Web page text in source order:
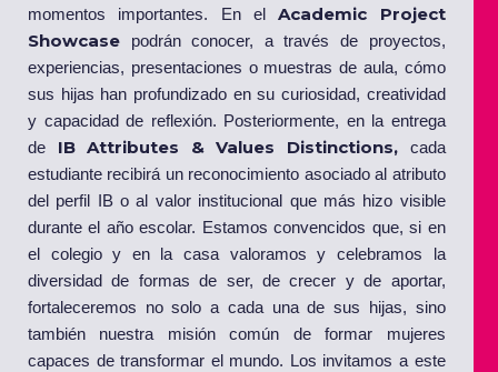
momentos importantes. En elAcademic Project
Showcase
podrán conocer, a través de proyectos,
experiencias, presentaciones o muestras de aula, cómo
sus hijas han profundizado en su curiosidad, creatividad
y capacidad de reflexión. Posteriormente, en la entrega
de IB Attributes & Values Distinctions, cada
estudiante recibirá un reconocimiento asociado al atributo
del perfil IB o al valor institucional que más hizo visible
durante el año escolar. Estamos convencidos que, si en
el colegio y en la casa valoramos y celebramos la
diversidad de formas de ser, de crecer y de aportar,
fortaleceremos no solo a cada una de sus hijas, sino
también nuestra misión común de formar mujeres
capaces de transformar el mundo. Los invitamos a este